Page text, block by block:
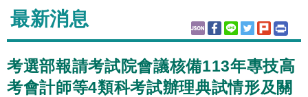
:::
最新消息
考選部報請考試院會議核備113年專技高
考會計師等4類科考試辦理典試情形及關